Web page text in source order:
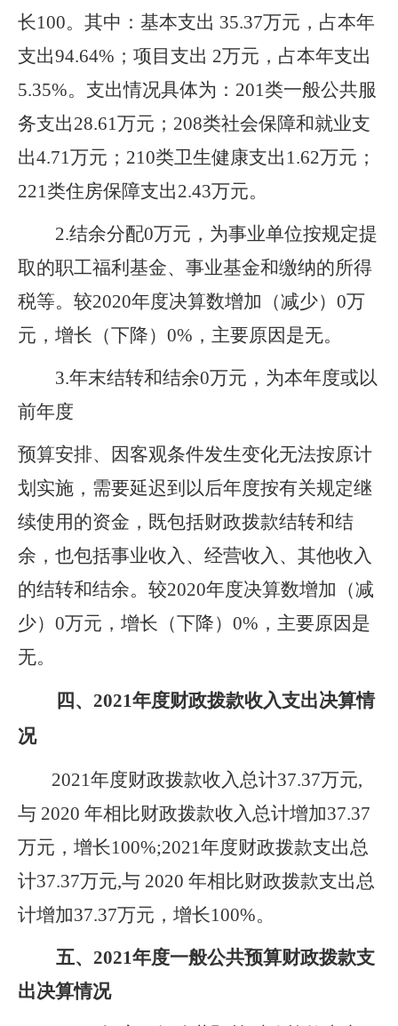
长100。 其中：基本支出 35.37万元， 占本年
支出94.64% ；项目支出 2万元， 占本年支出
5.35%。支出情况具体为：201类一般公共服
务支出28.61万元；208类社会保障和就业支
出4.71万元；210类卫生健康支出1.62万元；
221类住房保障支出2.43万元。
2.结余分配0万元，为事业单位按规定提
取的职工福利基金、事业基金和缴纳的所得
税等。 较2020年度决算数增加（减少）0万
元，增长（下降）0%，主要原因是无。
3.年末结转和结余0万元，为本年度或以
前年度
预算安排、因客观条件发生变化无法按原计
划实施，需要延迟到以后年度按有关规定继
续使用的资金，既包括财政拨款结转和结
余，也包括事业收入、经营收入、其他收入
的结转和结余。 较2020年度决算数增加（减
少）0万元，增长（下降）0%，主要原因是
无。
四、 2021年度财政拨款收入支出决算情
况
2021年度财政拨款收入总计37.37万元,
与 2020 年相比财政拨款收入总计增加37.37
万元，增长100%;2021年度财政拨款支出总
计37.37万元,与 2020 年相比财政拨款支出总
计增加37.37万元，增长100%。
五、 2021年度一般公共预算财政拨款支
出决算情况